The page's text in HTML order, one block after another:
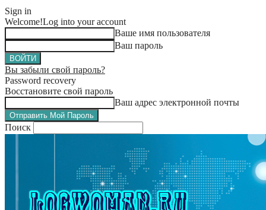
Sign in
Welcome!Log into your account
Ваше имя пользователя
Ваш пароль
Вы забыли свой пароль?
Password recovery
Восстановите свой пароль
Ваш адрес электронной почты
Поиск